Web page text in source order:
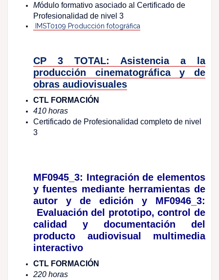
Módulo formativo asociado al Certificado de
Profesionalidad de nivel 3
IMST0109 Producción fotográfica
CP 3 TOTAL: Asistencia a la
producción cinematográfica y de
obras audiovisuales
CTL FORMACIÓN
410 horas
Certificado de Profesionalidad completo de nivel
3
MF0945_3: Integración de elementos
y fuentes mediante herramientas de
autor y de edición y MF0946_3:
Evaluación del prototipo, control de
calidad y documentación del
producto audiovisual multimedia
interactivo
CTL FORMACIÓN
220 horas